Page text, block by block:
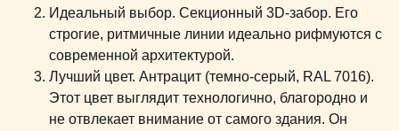
Идеальный выбор. Секционный 3D-забор. Его
строгие, ритмичные линии идеально рифмуются с
современной архитектурой.
Лучший цвет. Антрацит (темно-серый, RAL 7016).
Этот цвет выглядит технологично, благородно и
не отвлекает внимание от самого здания. Он